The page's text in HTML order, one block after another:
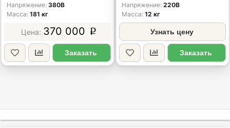
Напряжение 380В
Масса 181 кг
370 000 p
Заказать
Напряжение 220В
Масса 12 кг
Узнать цену
Заказать